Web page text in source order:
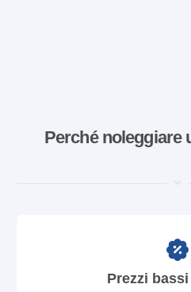
Perché noleggiare
Prezzi